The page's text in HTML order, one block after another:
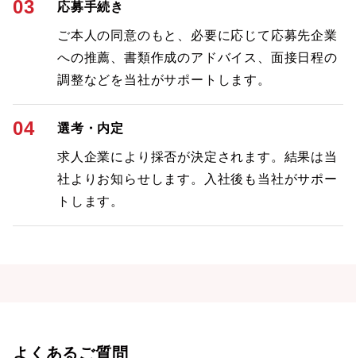
03 応募手続き
ご本人の同意のもと、必要に応じて応募先企業
への推薦、書類作成のアドバイス、面接日程の
調整などを当社がサポートします。
04 選考・内定
求人企業により採否が決定されます。結果は当
社よりお知らせします。入社後も当社がサポー
トします。
よくあるご質問